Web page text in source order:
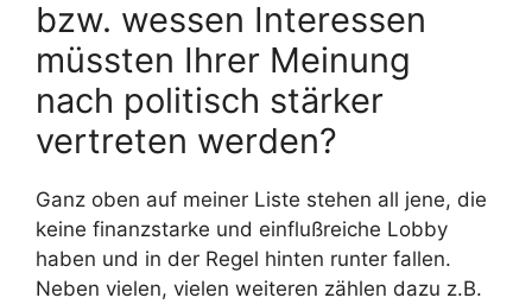
bzw. wessen Interessen
müssten Ihrer Meinung
nach politisch stärker
vertreten werden?
Ganz oben auf meiner Liste stehen all jene, die
keine finanzstarke und einflußreiche Lobby
haben und in der Regel hinten runter fallen.
Neben vielen, vielen weiteren zählen dazu z.B.